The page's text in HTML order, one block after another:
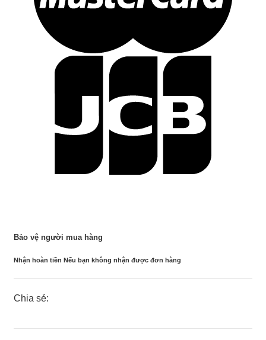
Bảo vệ người mua hàng
Nhận hoàn tiền Nếu bạn không nhận được đơn hàng
Chia sẻ: